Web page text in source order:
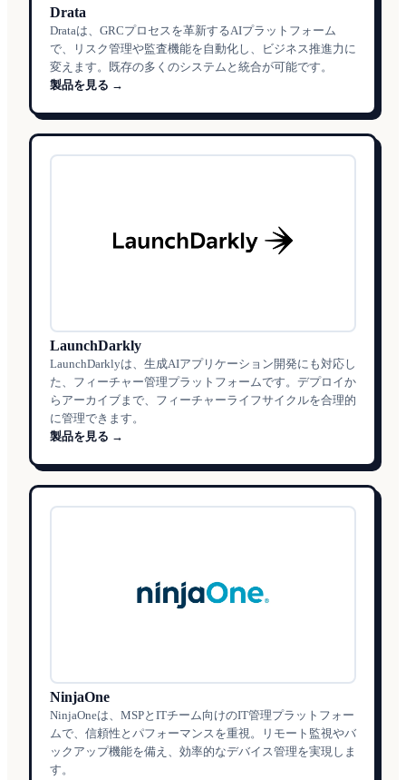
Drata
Drataは、GRCプロセスを革新するAIプラットフォーム
で、リスク管理や監査機能を自動化し、ビジネス推進力に
変えます。既存の多くのシステムと統合が可能です。
製品を見る →
LaunchDarkly
LaunchDarklyは、生成AIアプリケーション開発にも対応し
た、フィーチャー管理プラットフォームです。デプロイか
らアーカイブまで、フィーチャーライフサイクルを合理的
に管理できます。
製品を見る →
NinjaOne
NinjaOneは、MSPとITチーム向けのIT管理プラットフォー
ムで、信頼性とパフォーマンスを重視。リモート監視やバ
ックアップ機能を備え、効率的なデバイス管理を実現しま
す。